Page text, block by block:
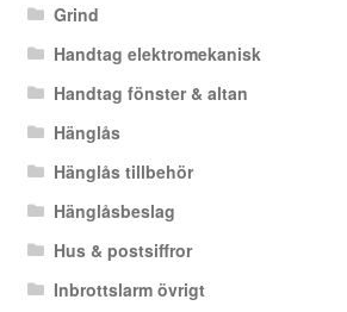
Grind
Handtag elektromekanisk
Handtag fönster & altan
Hänglås
Hänglås tillbehör
Hänglåsbeslag
Hus & postsiffror
Inbrottslarm övrigt